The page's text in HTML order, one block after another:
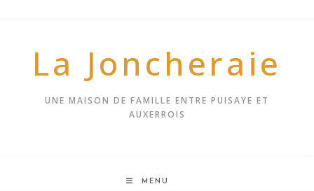
La Joncheraie
UNE MAISON DE FAMILLE ENTRE PUISAYE ET
AUXERROIS
MENU